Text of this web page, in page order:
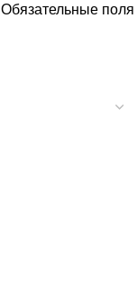
Обязательные поля